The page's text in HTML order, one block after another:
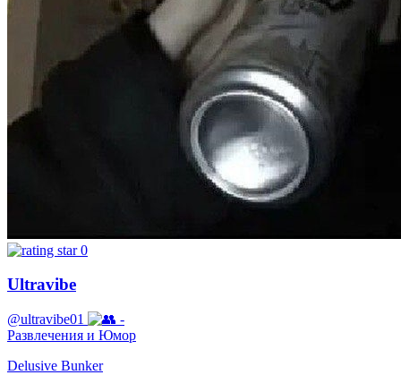
0
Ultravibe
@ultravibe01
-
Развлечения и Юмор
Delusive Bunker